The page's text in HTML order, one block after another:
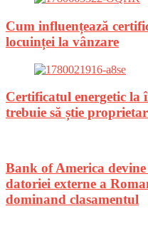
Cum influențează
locuinței la vânzare
Certificatul energetic la
trebuie să știe
Bank of America
datoriei externe a
dominand clasamentul